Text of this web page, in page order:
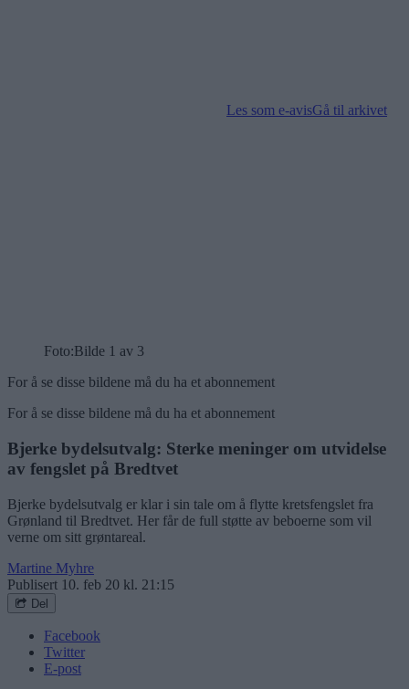
Les som e-avisGå til arkivet
Foto:Bilde 1 av 3
For å se disse bildene må du ha et abonnement
For å se disse bildene må du ha et abonnement
Bjerke bydelsutvalg: Sterke meninger om utvidelse
av fengslet på Bredtvet
Bjerke bydelsutvalg er klar i sin tale om å flytte kretsfengslet fra
Grønland til Bredtvet. Her får de full støtte av beboerne som vil
verne om sitt grøntareal.
Martine Myhre
Publisert 10. feb 20 kl. 21:15
Del
Facebook
Twitter
E-post